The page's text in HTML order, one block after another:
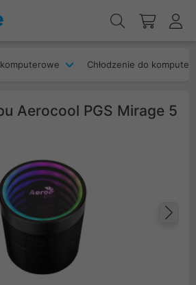
Chłodzenie do
Aerocool PGS Mirage 5